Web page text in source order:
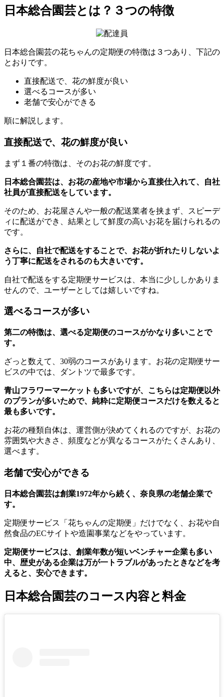
日本総合園芸とは？３つの特徴
日本総合園芸の花ちゃんの定期便の特徴は３つあり、下記の
とおりです。
直接配送で、花の鮮度が良い
選べるコースが多い
老舗で安心ができる
順に解説します。
直接配送で、花の鮮度が良い
まず１番の特徴は、そのお花の鮮度です。
日本総合園芸は、お花の産地や市場から直接仕入れて、自社
社員が直接配送をしています。
そのため、お花屋さんや一般の配送業者を挟まず、スピーデ
ィに配送ができ、結果として鮮度の高いお花を届けられるの
です。
さらに、自社で配送をすることで、お花が折れたりしないよ
う丁寧に配送をされるのも大きいです。
自社で配送をする定期便サービスは、本当に少ししかありま
せんので、ユーザーとしては嬉しいですね。
選べるコースが多い
第二の特徴は、選べる定期便のコースがかなり多いことで
す。
ざっと数えて、30弱のコースがあります。お花の定期便サー
ビスの中では、ダントツで最多です。
青山フラワーマーケットも多いですが、こちらは定期便以外
のプランが多いためで、純粋に定期便コースだけを数えると
最も多いです。
お花の種類自体は、運営側が決めてくれるのですが、お花の
雰囲気や大きさ、頻度などが異なるコースがたくさんあり、
選べます。
老舗で安心ができる
日本総合園芸は創業1972年から続く、奈良県の老舗企業で
す。
定期便サービス「花ちゃんの定期便」だけでなく、お花や自
然食品のECサイトや造園事業などをやっています。
定期便サービスは、創業年数が短いベンチャー企業も多い
中、歴史がある企業は万が一トラブルがあったときなどを考
えると、安心できます。
日本総合園芸のコース内容と料金